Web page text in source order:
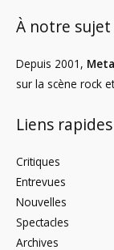
À notre sujet
Depuis 2001,
sur la scène rock
Liens rapides
Critiques
Entrevues
Nouvelles
Spectacles
Archives